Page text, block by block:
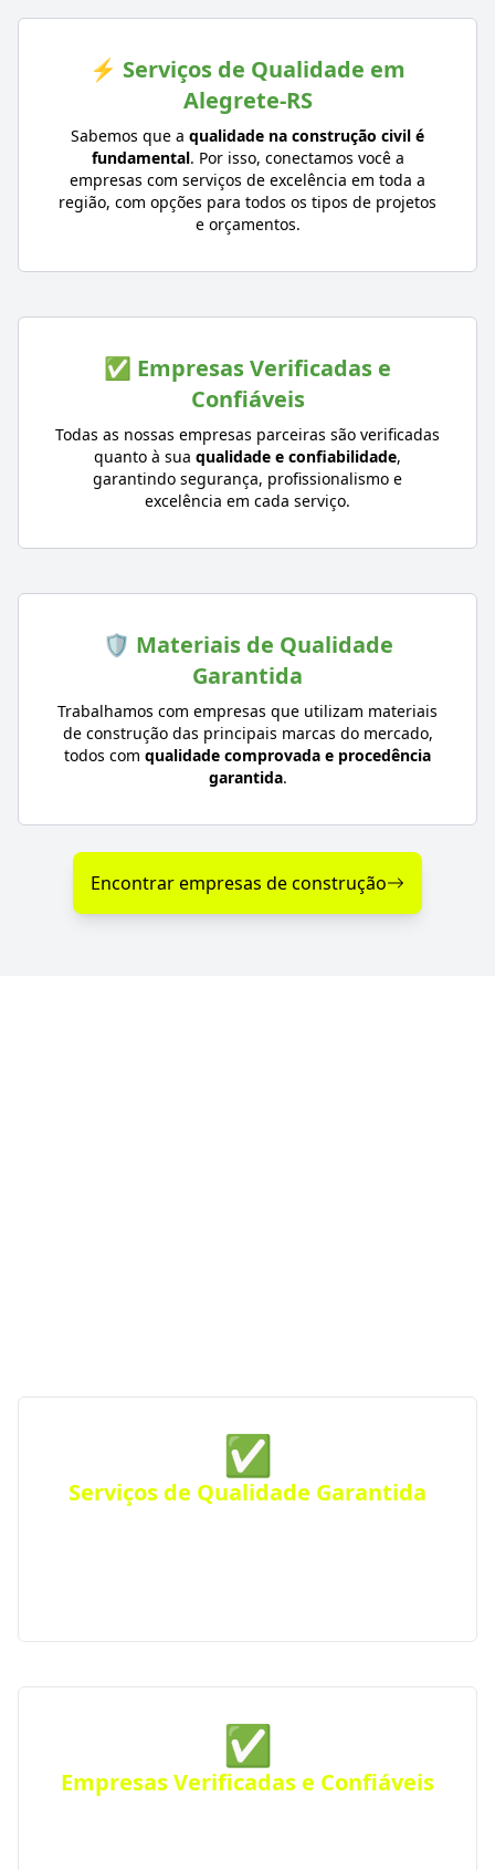
⚡ Serviços de Qualidade em
Alegrete-RS
Sabemos que a qualidade na construção civil é
fundamental. Por isso, conectamos você a
empresas com serviços de excelência em toda a
região, com opções para todos os tipos de projetos
e orçamentos.
✅ Empresas Verificadas e
Confiáveis
Todas as nossas empresas parceiras são verificadas
quanto à sua qualidade e confiabilidade,
garantindo segurança, profissionalismo e
excelência em cada serviço.
🛡️ Materiais de Qualidade
Garantida
Trabalhamos com empresas que utilizam materiais
de construção das principais marcas do mercado,
todos com qualidade comprovada e procedência
garantida.
Encontrar empresas de construção
✅
Serviços de Qualidade Garantida
✅
Empresas Verificadas e Confiáveis